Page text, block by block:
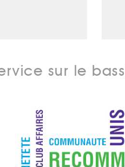
sur le
Réunion CMBC – 19
19 décembre 2024